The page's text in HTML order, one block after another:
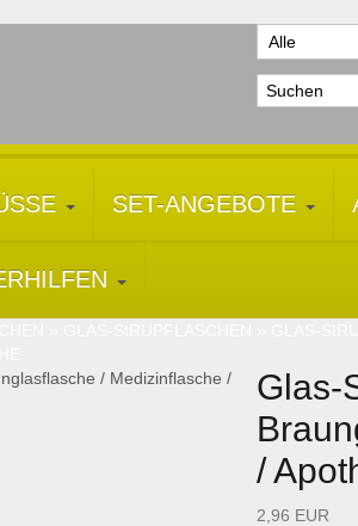
SET-ANGEBOTE
Glas-
/
2,96 EUR